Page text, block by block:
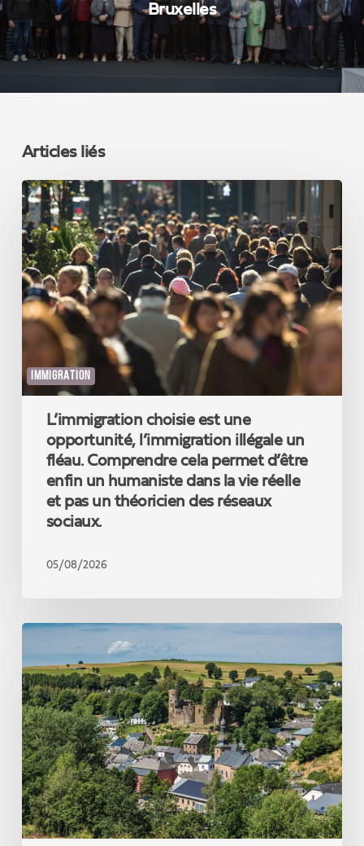
Bruxelles
Articles liés
IMMIGRATION
L’immigration
choisie
est
une
opportunité,
l’immigration
illégale
un
fléau.
Comprendre
cela
permet
enfin
humaniste
dans
réelle
théoricien
sociaux.
L’immigration choisie est une
opportunité, l’immigration illégale un
fléau. Comprendre cela permet d’être
enfin un humaniste dans la vie réelle
et pas un théoricien des réseaux
sociaux.
05/08/2026
Un
record
touristique
qui
confirme
la
force
de
notre
coopération